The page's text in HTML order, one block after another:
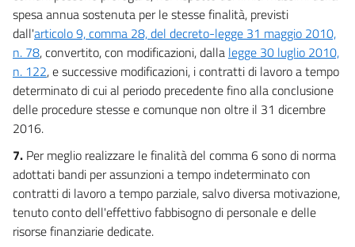
spesa annua sostenuta per le stesse finalità, previsti
dall'articolo 9, comma 28, del decreto-legge 31 maggio 2010,
n. 78, convertito, con modificazioni, dalla legge 30 luglio 2010,
n. 122, e successive modificazioni, i contratti di lavoro a tempo
determinato di cui al periodo precedente fino alla conclusione
delle procedure stesse e comunque non oltre il 31 dicembre
2016.
7. Per meglio realizzare le finalità del comma 6 sono di norma
adottati bandi per assunzioni a tempo indeterminato con
contratti di lavoro a tempo parziale, salvo diversa motivazione,
tenuto conto dell'effettivo fabbisogno di personale e delle
risorse finanziarie dedicate.